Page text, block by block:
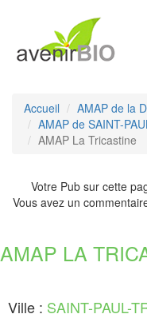
Accueil
AMAP de la
AMAP de SAINT-
AMAP La Tricastine
Votre Pub sur cette
Vous avez un
AMAP LA
Ville : SAINT-PAUL-